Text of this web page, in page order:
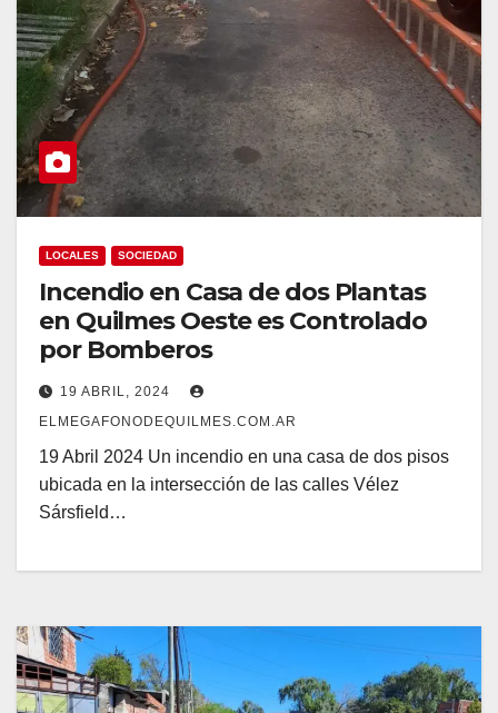
LOCALES SOCIEDAD
Incendio en Casa de dos Plantas
en Quilmes Oeste es Controlado
por Bomberos
19 ABRIL, 2024
ELMEGAFONODEQUILMES.COM.AR
19 Abril 2024 Un incendio en una casa de dos pisos
ubicada en la intersección de las calles Vélez
Sársfield…